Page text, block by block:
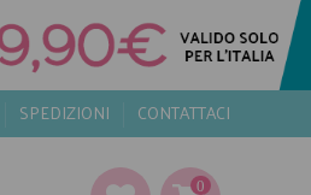
SPEDIZIONI CONTATTACI
0